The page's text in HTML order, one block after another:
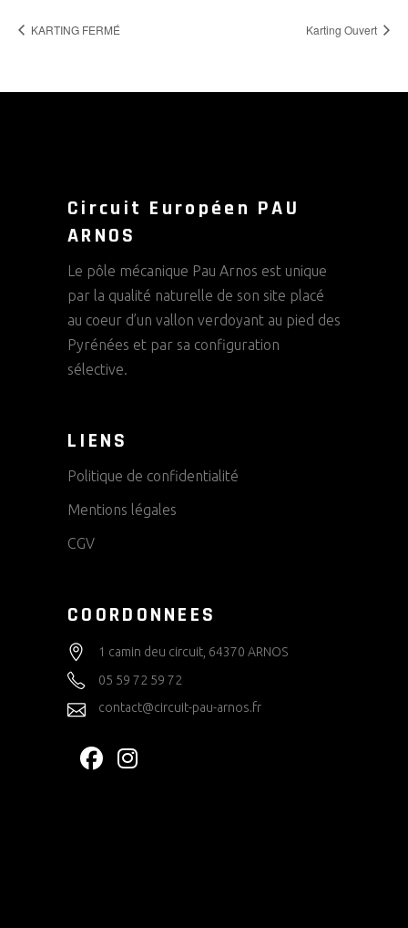
KARTING FERMÉ Karting Ouvert
Circuit Européen PAU
ARNOS
Le pôle mécanique Pau Arnos est unique
par la qualité naturelle de son site placé
au coeur d’un vallon verdoyant au pied des
Pyrénées et par sa configuration
sélective.
LIENS
Politique de confidentialité
Mentions légales
CGV
COORDONNEES
1 camin deu circuit, 64370 ARNOS
05 59 72 59 72
contact@circuit-pau-arnos.fr